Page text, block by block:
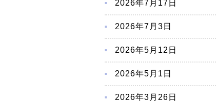
2026年7月17日
2026年7月3日
2026年5月12日
2026年5月1日
2026年3月26日